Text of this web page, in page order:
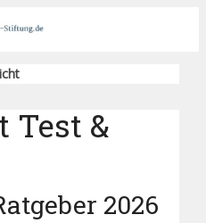
Test &
2026